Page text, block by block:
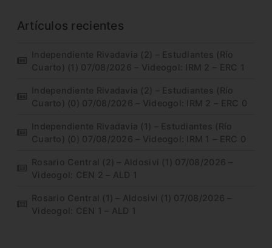
Artículos recientes
Independiente Rivadavia (2) – Estudiantes (Río
Cuarto) (1) 07/08/2026 – Videogol: IRM 2 – ERC 1
Independiente Rivadavia (2) – Estudiantes (Río
Cuarto) (0) 07/08/2026 – Videogol: IRM 2 – ERC 0
Independiente Rivadavia (1) – Estudiantes (Río
Cuarto) (0) 07/08/2026 – Videogol: IRM 1 – ERC 0
Rosario Central (2) – Aldosivi (1) 07/08/2026 –
Videogol: CEN 2 – ALD 1
Rosario Central (1) – Aldosivi (1) 07/08/2026 –
Videogol: CEN 1 – ALD 1